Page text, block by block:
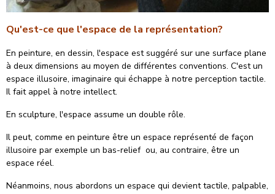
Qu'est-ce que l'espace de la représentation?
En peinture, en dessin, l'espace est suggéré sur une surface plane
à deux dimensions au moyen de différentes conventions. C'est un
espace illusoire, imaginaire qui échappe à notre perception tactile.
Il fait appel à notre intellect.
En sculpture, l'espace assume un double rôle.
Il peut, comme en peinture être un espace représenté de façon
illusoire par exemple un bas-relief ou, au contraire, être un
espace réel.
Néanmoins, nous abordons un espace qui devient tactile, palpable,